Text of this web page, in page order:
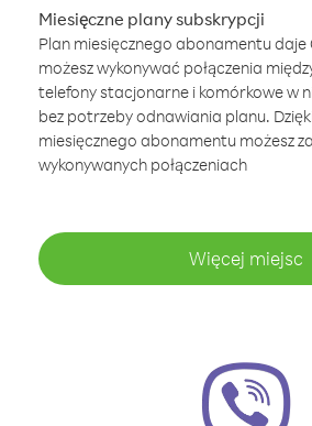
Miesięczne plany subskrypcji
Plan miesięcznego abonamentu daje
możesz wykonywać połączenia
telefony stacjonarne i komórkowe w
bez potrzeby odnawiania planu.
miesięcznego abonamentu możesz
wykonywanych połączeniach
Więcej miejsc